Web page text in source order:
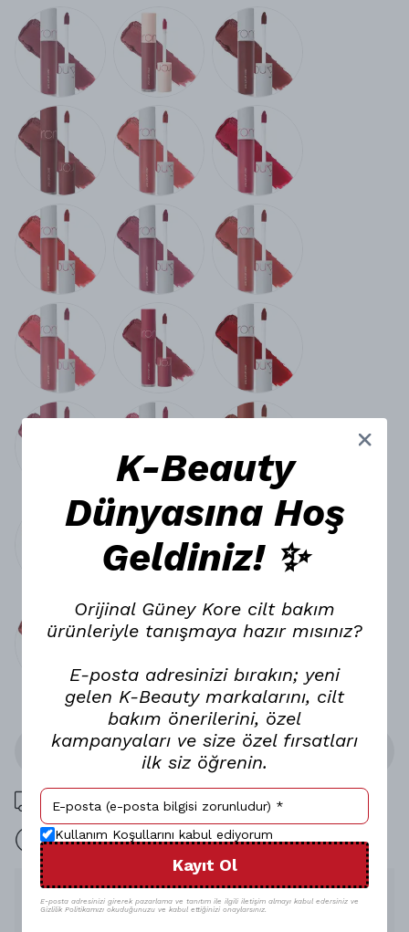
Stoğa Gelince Haber Ver
15 gün içinde iade
Ürün Açıklaması
K-Beauty
Dünyasına Hoş
Geldiniz! ✨
Orijinal Güney Kore cilt bakım
ürünleriyle tanışmaya hazır mısınız?
E-posta adresinizi bırakın; yeni
gelen K-Beauty markalarını, cilt
bakım önerilerini, özel
kampanyaları ve size özel fırsatları
ilk siz öğrenin.
Kullanım Koşullarını kabul ediyorum
Kayıt Ol
E-posta adresinizi girerek pazarlama ve tanıtım ile ilgili iletişim almayı kabul edersiniz ve
Gizlilik Politikamızı okuduğunuzu ve kabul ettiğinizi onaylarsınız.